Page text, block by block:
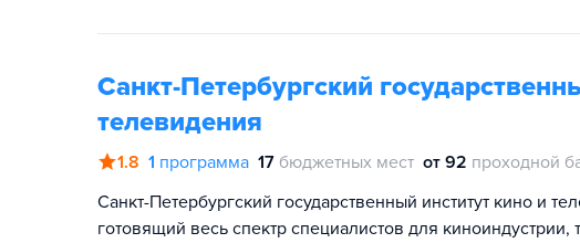
Санкт-Петербургский
телевидения
1.8 1 программа 17 бюджетных мест от 92 проходной
Санкт-Петербургский государственный институт кино и
готовящий весь спектр специалистов для